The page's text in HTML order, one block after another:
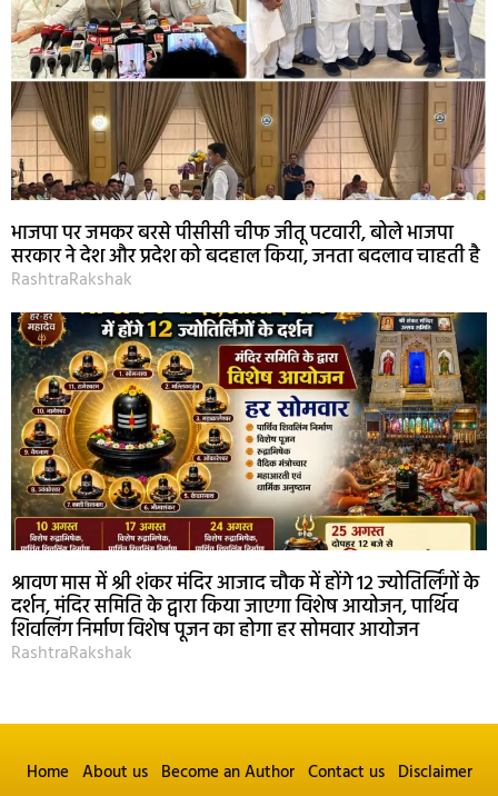
भाजपा पर जमकर बरसे पीसीसी चीफ जीतू पटवारी, बोले भाजपा
सरकार ने देश और प्रदेश को बदहाल किया, जनता बदलाव चाहती है
RashtraRakshak
श्रावण मास में श्री शंकर मंदिर आजाद चौक में होंगे 12 ज्योतिर्लिंगों के
दर्शन, मंदिर समिति के द्वारा किया जाएगा विशेष आयोजन, पार्थिव
शिवलिंग निर्माण विशेष पूजन का होगा हर सोमवार आयोजन
RashtraRakshak
Home About us Become an Author Contact us Disclaimer